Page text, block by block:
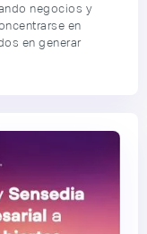
negocios y
en
en generar